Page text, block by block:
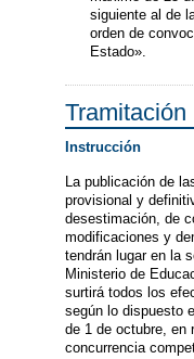
siguiente al de
orden de
Estado».
Tramitación
Instrucción
La publicación de
provisional y
desestimación, de
modificaciones y
tendrán lugar en la
Ministerio de
surtirá todos los
según lo dispuesto
de 1 de octubre, en
concurrencia